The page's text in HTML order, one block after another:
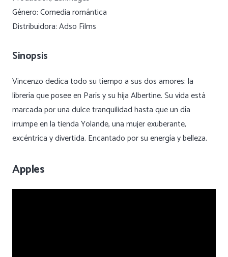
Género: Comedia romántica
Distribuidora: Adso Films
Sinopsis
Vincenzo dedica todo su tiempo a sus dos amores: la
librería que posee en París y su hija Albertine. Su vida está
marcada por una dulce tranquilidad hasta que un día
irrumpe en la tienda Yolande, una mujer exuberante,
excéntrica y divertida. Encantado por su energía y belleza.
Apples